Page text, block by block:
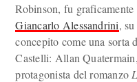
Robinson, fu
Giancarlo Alessandrini,
concepito come una sorta
Castelli: Allan
protagonista del romanzo